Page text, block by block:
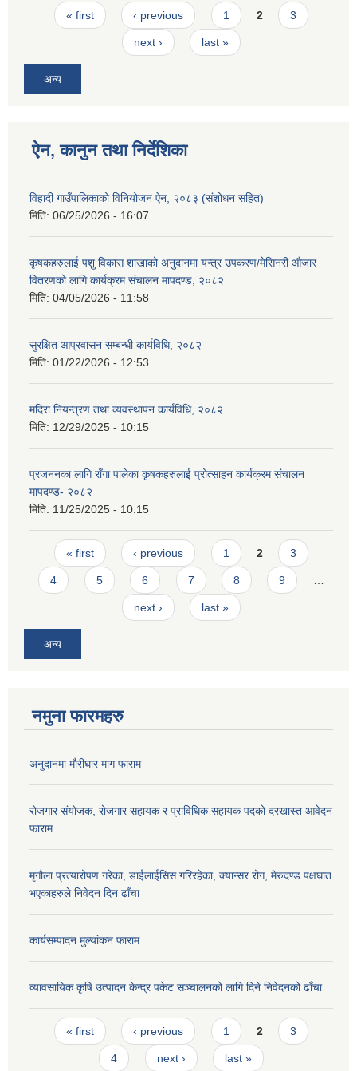
Pages
« first ‹ previous 1 2 3
next › last »
अन्य
ऐन, कानुन तथा निर्देशिका
विहादी गाउँपालिकाको विनियोजन ऐन, २०८३ (संशोधन सहित)
मिति: 06/25/2026 - 16:07
कृषकहरुलाई पशु विकास शाखाको अनुदानमा यन्त्र उपकरण/मेसिनरी औजार
वितरणको लागि कार्यक्रम संचालन मापदण्ड, २०८२
मिति: 04/05/2026 - 11:58
सुरक्षित आप्रवासन सम्बन्धी कार्यविधि, २०८२
मिति: 01/22/2026 - 12:53
मदिरा नियन्त्रण तथा व्यवस्थापन कार्यविधि, २०८२
मिति: 12/29/2025 - 10:15
प्रजननका लागि राँगा पालेका कृषकहरुलाई प्रोत्साहन कार्यक्रम संचालन
मापदण्ड- २०८२
मिति: 11/25/2025 - 10:15
Pages
« first ‹ previous 1 2 3
4 5 6 7 8 9
next › last »
अन्य
नमुना फारमहरु
अनुदानमा मौरीघार माग फाराम
रोजगार संयोजक, रोजगार सहायक र प्राविधिक सहायक पदको दरखास्त आवेदन
फाराम
मृगौला प्रत्यारोपण गरेका, डाईलाईसिस गरिरहेका, क्यान्सर रोग, मेरुदण्ड पक्षघात
भएकाहरुले निवेदन दिन ढाँचा
कार्यसम्पादन मुल्यांकन फाराम
व्यावसायिक कृषि उत्पादन केन्द्र पकेट सञ्चालनको लागि दिने निवेदनको ढाँचा
Pages
« first ‹ previous 1 2 3
4 next › last »